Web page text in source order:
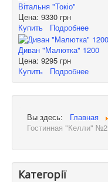
Вітальня "Токіо"
Цена: 9330 грн
Купить
Подробнее
Диван "Малютка" 1200
Цена: 9295 грн
Купить
Подробнее
Вы здесь: Главная
Гостинная "Келли" №2
Категорії